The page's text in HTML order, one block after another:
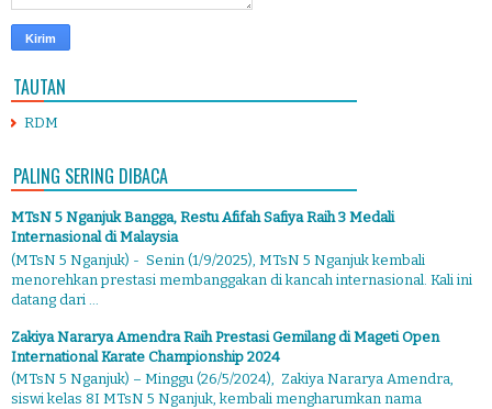
TAUTAN
RDM
PALING SERING DIBACA
MTsN 5 Nganjuk Bangga, Restu Afifah Safiya Raih 3 Medali
Internasional di Malaysia
(MTsN 5 Nganjuk) - Senin (1/9/2025), MTsN 5 Nganjuk kembali
menorehkan prestasi membanggakan di kancah internasional. Kali ini
datang dari ...
Zakiya Nararya Amendra Raih Prestasi Gemilang di Mageti Open
International Karate Championship 2024
(MTsN 5 Nganjuk) – Minggu (26/5/2024), Zakiya Nararya Amendra,
siswi kelas 8I MTsN 5 Nganjuk, kembali mengharumkan nama